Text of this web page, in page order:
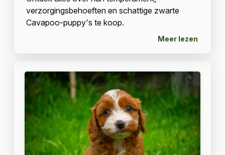
verzorgingsbehoeften en schattige zwarte
Cavapoo-puppy's te koop.
Meer lezen